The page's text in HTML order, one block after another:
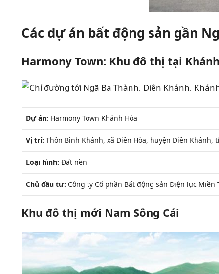
Các dự án bất động sản gần
Harmony Town: Khu đô thị tại
Dự án: Harmony Town Khánh Hòa
Vị trí: Thôn Bình Khánh, xã Diên Hòa, huyện Diên Khánh,
Loại hình: Đất nền
Chủ đầu tư: Công ty Cổ phần Bất động sản Điện lực Miền
Khu đô thị mới Nam Sông Cái